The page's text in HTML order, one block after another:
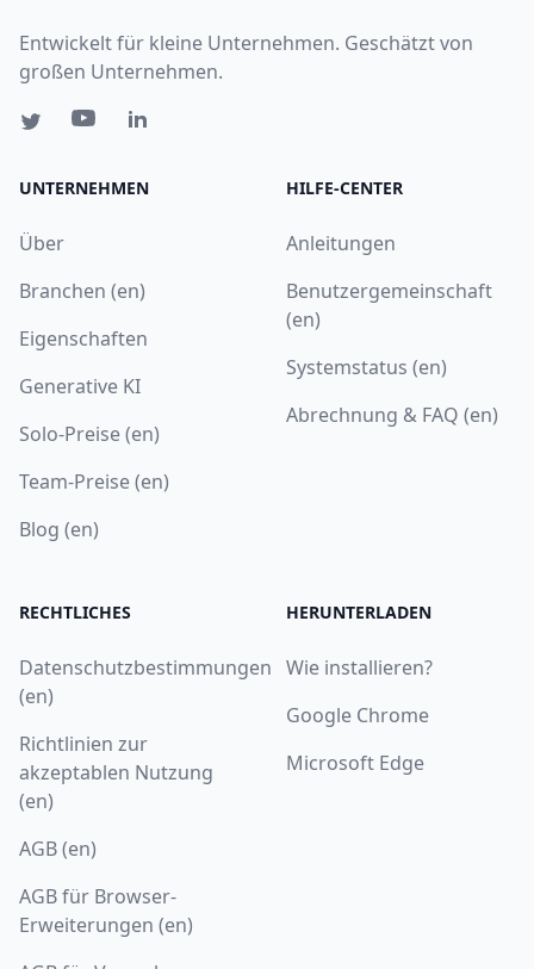
Entwickelt für kleine Unternehmen. Geschätzt von
großen Unternehmen.
UNTERNEHMEN
Über
Branchen (en)
Eigenschaften
Generative KI
Solo-Preise (en)
Team-Preise (en)
Blog (en)
HILFE-CENTER
Anleitungen
Benutzergemeinschaft
(en)
Systemstatus (en)
Abrechnung & FAQ (en)
RECHTLICHES
Datenschutzbestimmungen
(en)
Richtlinien zur
akzeptablen Nutzung
(en)
AGB (en)
AGB für Browser-
Erweiterungen (en)
HERUNTERLADEN
Wie installieren?
Google Chrome
Microsoft Edge